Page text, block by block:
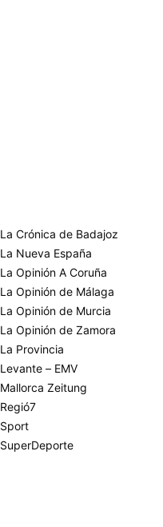
La Crónica de Badajoz
La Nueva España
La Opinión A Coruña
La Opinión de Málaga
La Opinión de Murcia
La Opinión de Zamora
La Provincia
Levante – EMV
Mallorca Zeitung
Regió7
Sport
SuperDeporte